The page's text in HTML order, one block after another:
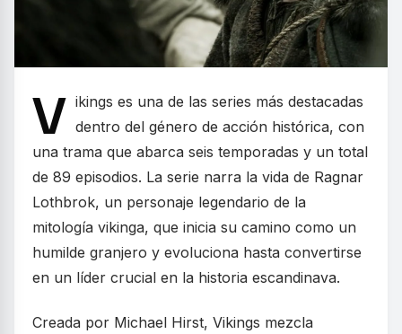
V ikings es una de las series más destacadas
dentro del género de acción histórica, con
una trama que abarca seis temporadas y un total
de 89 episodios. La serie narra la vida de Ragnar
Lothbrok, un personaje legendario de la
mitología vikinga, que inicia su camino como un
humilde granjero y evoluciona hasta convertirse
en un líder crucial en la historia escandinava.
Creada por Michael Hirst, Vikings mezcla